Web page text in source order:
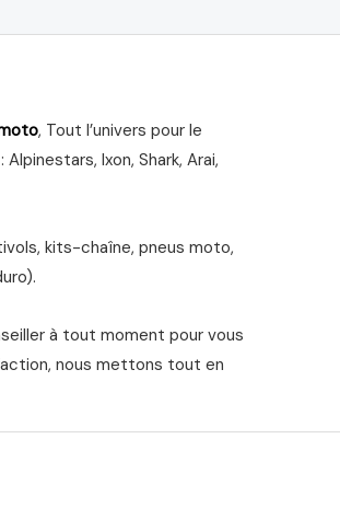
, Tout l’univers pour le
Ixon, Shark, Arai,
kits-chaîne, pneus moto,
à tout moment pour vous
nous mettons tout en